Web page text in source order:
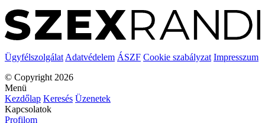
Ügyfélszolgálat Adatvédelem ÁSZF Cookie szabályzat Impresszum
© Copyright 2026
Menü
Kezdőlap Keresés Üzenetek
Kapcsolatok
Profilom